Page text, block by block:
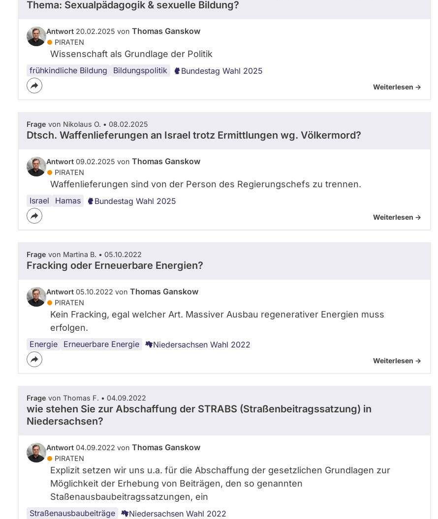
Thema: Sexualpädagogik & sexuelle Bildung?
Antwort 20.02.2025 von Thomas Ganskow
PIRATEN
Wissenschaft als Grundlage der Politik
frühkindliche Bildung Bildungspolitik Bundestag Wahl 2025
Weiterlesen ->
Frage von Nikolaus O. • 08.02.2025
Dtsch. Waffenlieferungen an Israel trotz Ermittlungen wg. Völkermord?
Antwort 09.02.2025 von Thomas Ganskow
PIRATEN
Waffenlieferungen sind von der Person des Regierungschefs zu trennen.
Israel Hamas
Waffenexporte Bundestag Wahl 2025
Weiterlesen ->
Frage von Martina B. • 05.10.2022
Fracking oder Erneuerbare Energien?
Antwort 05.10.2022 von Thomas Ganskow
PIRATEN
Kein Fracking, egal welcher Art. Massiver Ausbau regenerativer Energien muss
erfolgen.
Energie Erneuerbare Energie
Fracking Niedersachsen Wahl 2022
Weiterlesen ->
Frage von Thomas F. • 04.09.2022
wie stehen Sie zur Abschaffung der STRABS (Straßenbeitragssatzung) in
Niedersachsen?
Antwort 04.09.2022 von Thomas Ganskow
PIRATEN
Explizit setzen wir uns u.a. für die Abschaffung der gesetzlichen Grundlagen zur
Möglichkeit der Erhebung von Beiträgen, den so genannten
Staßenausbaubeitragssatzungen, ein
Straßenausbaubeiträge Niedersachsen Wahl 2022